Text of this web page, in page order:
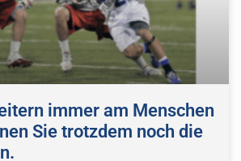
immer am Menschen
Sie trotzdem noch die